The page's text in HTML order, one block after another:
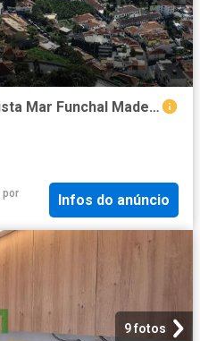
Apartamento T1 Piscina Vista Mar Funchal Madeira 69m² Imaculado Coração De Maria
por
Infos do anúncio
9 fotos